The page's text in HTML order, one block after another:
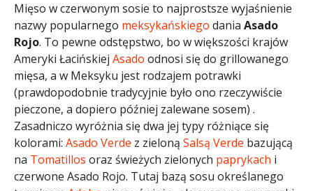
Mięso w czerwonym sosie to najprostsze wyjaśnienie
nazwy popularnego meksykańskiego dania Asado
Rojo. To pewne odstępstwo, bo w większości krajów
Ameryki Łacińskiej Asado odnosi się do grillowanego
mięsa, a w Meksyku jest rodzajem potrawki
(prawdopodobnie tradycyjnie było ono rzeczywiście
pieczone, a dopiero później zalewane sosem) .
Zasadniczo wyróżnia się dwa jej typy różniące się
kolorami: Asado Verde z zieloną Salsą Verde bazującą
na Tomatillos oraz świeżych zielonych paprykach i
czerwone Asado Rojo. Tutaj bazą sosu określanego